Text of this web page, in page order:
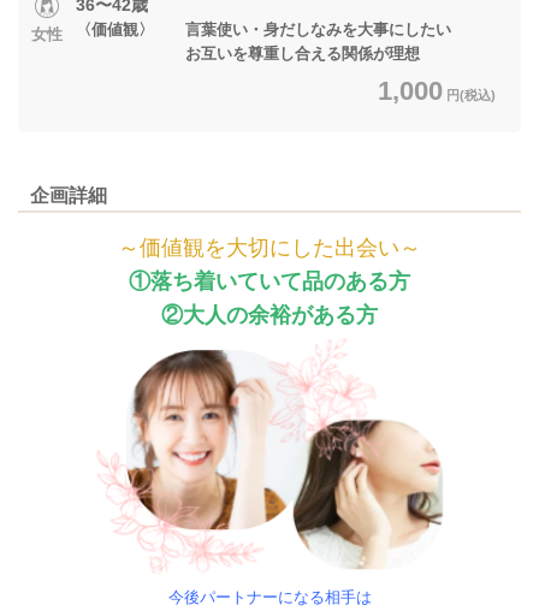
女性
36〜42歳
〈価値観〉 言葉使い・身だしなみを大事にしたい
お互いを尊重し合える関係が理想
1,000 円(税込)
企画詳細
～価値観を大切にした出会い～
①落ち着いていて品のある方
②大人の余裕がある方
今後パートナーになる相手は